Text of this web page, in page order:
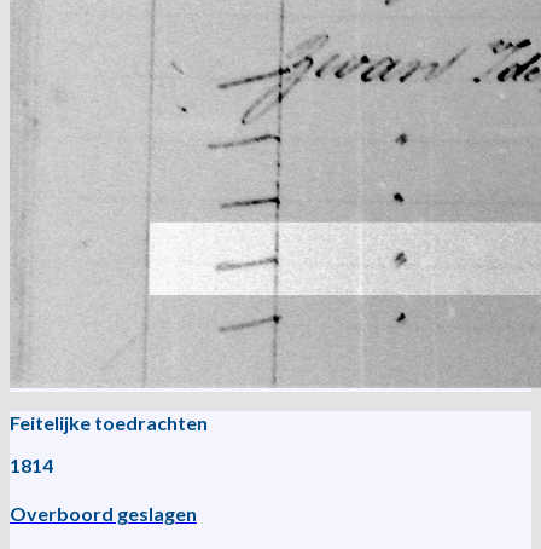
Feitelijke toedrachten
1814
Overboord geslagen